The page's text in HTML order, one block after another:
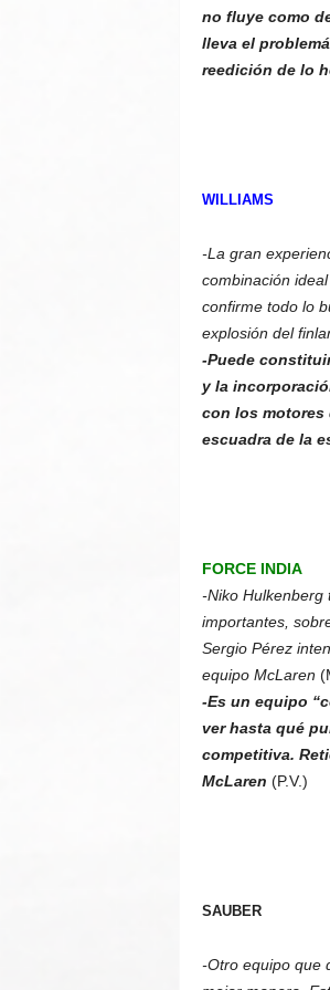
no fluye como
lleva el
reedición de lo
WILLIAMS
-La gran
combinación
confirme todo lo
explosión del
-Puede
y la
con los motores
escuadra de la
FORCE INDIA
-Niko Hulkenberg
importantes,
Sergio Pérez
equipo McLaren
-Es un equipo
ver hasta qué
competitiva.
McLaren (P.V.)
SAUBER
-Otro equipo que